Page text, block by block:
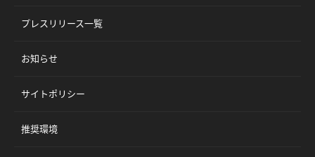
プレスリリース一覧
お知らせ
サイトポリシー
推奨環境